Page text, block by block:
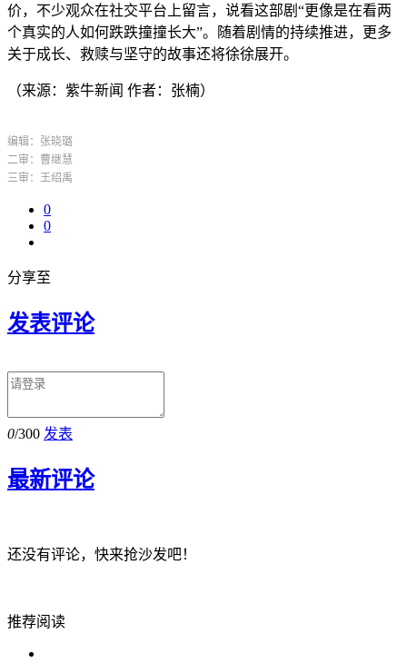
价，不少观众在社交平台上留言，说看这部剧“更像是在看两
个真实的人如何跌跌撞撞长大”。随着剧情的持续推进，更多
关于成长、救赎与坚守的故事还将徐徐展开。
（来源：紫牛新闻 作者：张楠）
编辑：张晓璐
二审：曹继慧
三审：王绍禹
0
0
分享至
发表评论
0/300 发表
最新评论
还没有评论，快来抢沙发吧！
推荐阅读